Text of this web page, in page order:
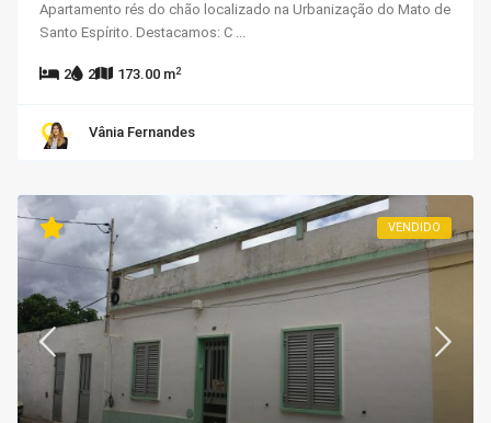
Apartamento rés do chão localizado na Urbanização do Mato de
Santo Espírito. Destacamos: C ...
2 2 173.00 m2
Vânia Fernandes
VENDIDO